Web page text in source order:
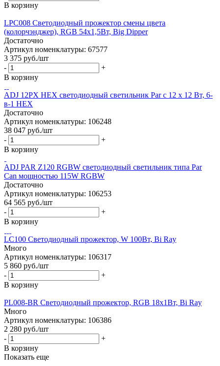
В корзину
LPC008 Светодиодный прожектор смены цвета
(колорчэнджер), RGB 54х1,5Вт, Big Dipper
Достаточно
Артикул номенклатуры: 67577
3 375 руб./шт
-
+
В корзину
ADJ 12PX HEX светодиодный светильник Par с 12 х 12 Вт, 6-
в-1 HEX
Достаточно
Артикул номенклатуры: 106248
38 047 руб./шт
-
+
В корзину
ADJ PAR Z120 RGBW светодиодный светильник типа Par
Can мощностью 115W RGBW
Достаточно
Артикул номенклатуры: 106253
64 565 руб./шт
-
+
В корзину
LC100 Светодиодный прожектор, W 100Вт, Bi Ray
Много
Артикул номенклатуры: 106317
5 860 руб./шт
-
+
В корзину
PL008-BR Светодиодный прожектор, RGB 18х1Вт, Bi Ray
Много
Артикул номенклатуры: 106386
2 280 руб./шт
-
+
В корзину
Показать еще